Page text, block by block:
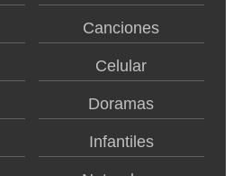
Canciones
Celular
Doramas
Infantiles